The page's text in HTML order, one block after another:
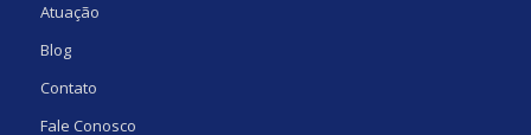
Atuação
Blog
Contato
Fale Conosco